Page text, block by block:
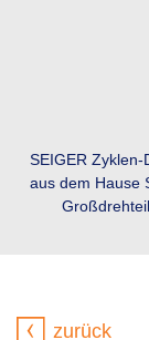
SEIGER
aus dem Hause
zurück